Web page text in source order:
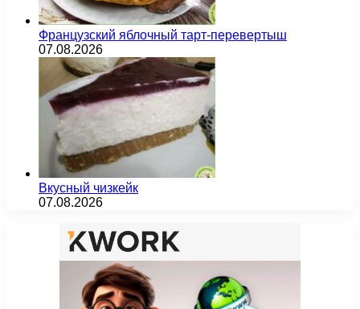
Французский яблочный тарт-перевертыш
07.08.2026
Вкусный чизкейк
07.08.2026